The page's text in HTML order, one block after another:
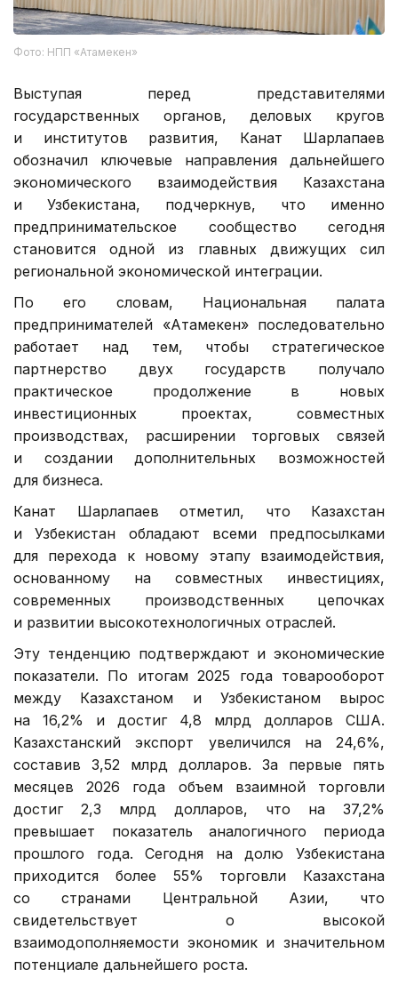
Фото: НПП «Атамекен»
Выступая перед представителями
государственных органов, деловых кругов
и институтов развития, Канат Шарлапаев
обозначил ключевые направления дальнейшего
экономического взаимодействия Казахстана
и Узбекистана, подчеркнув, что именно
предпринимательское сообщество сегодня
становится одной из главных движущих сил
региональной экономической интеграции.
По его словам, Национальная палата
предпринимателей «Атамекен» последовательно
работает над тем, чтобы стратегическое
партнерство двух государств получало
практическое продолжение в новых
инвестиционных проектах, совместных
производствах, расширении торговых связей
и создании дополнительных возможностей
для бизнеса.
Канат Шарлапаев отметил, что Казахстан
и Узбекистан обладают всеми предпосылками
для перехода к новому этапу взаимодействия,
основанному на совместных инвестициях,
современных производственных цепочках
и развитии высокотехнологичных отраслей.
Эту тенденцию подтверждают и экономические
показатели. По итогам 2025 года товарооборот
между Казахстаном и Узбекистаном вырос
на 16,2% и достиг 4,8 млрд долларов США.
Казахстанский экспорт увеличился на 24,6%,
составив 3,52 млрд долларов. За первые пять
месяцев 2026 года объем взаимной торговли
достиг 2,3 млрд долларов, что на 37,2%
превышает показатель аналогичного периода
прошлого года. Сегодня на долю Узбекистана
приходится более 55% торговли Казахстана
со странами Центральной Азии, что
свидетельствует о высокой
взаимодополняемости экономик и значительном
потенциале дальнейшего роста.